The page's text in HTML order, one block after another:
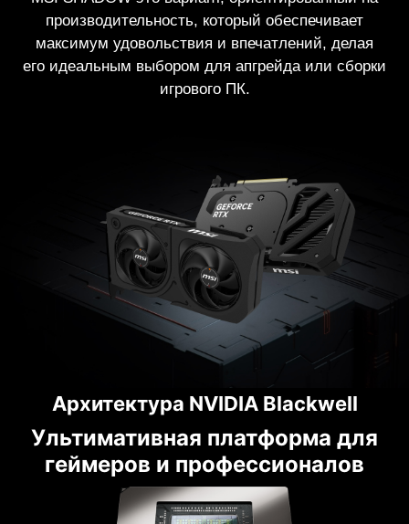
производительность, который обеспечивает
максимум удовольствия и впечатлений, делая
его идеальным выбором для апгрейда или сборки
игрового ПК.
Архитектура NVIDIA Blackwell
Ультимативная платформа для
геймеров и профессионалов